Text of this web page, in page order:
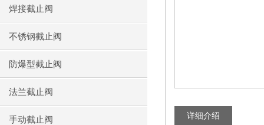
焊接截止阀
不锈钢截止阀
防爆型截止阀
法兰截止阀
手动截止阀 详细介绍